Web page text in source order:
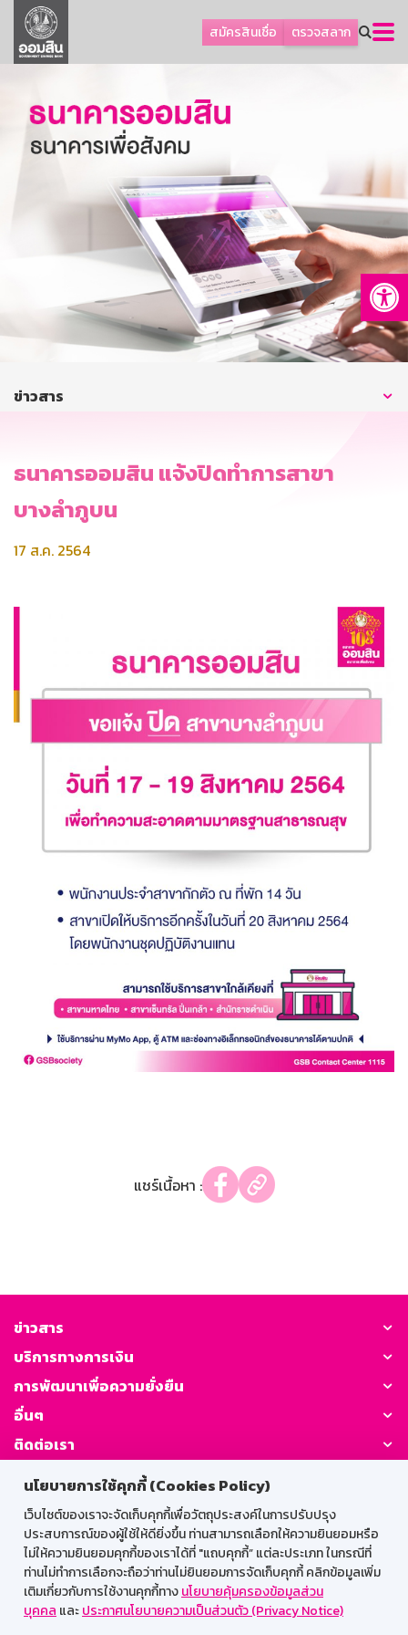
นโยบายการใช้คุกกี้ (Cookies Policy)
เว็บไซต์ของเราจะจัดเก็บคุกกี้เพื่อวัตถุประสงค์ในการปรับปรุง
ประสบการณ์ของผู้ใช้ให้ดียิ่งขึ้น ท่านสามารถเลือกให้ความยินยอมหรือ
ไม่ให้ความยินยอมคุกกี้ของเราได้ที่ "แถบคุกกี้” แต่ละประเภท ในกรณีที่
ท่านไม่ทำการเลือกจะถือว่าท่านไม่ยินยอมการจัดเก็บคุกกี้ คลิกข้อมูลเพิ่ม
เติมเกี่ยวกับการใช้งานคุกกี้ทางนโยบายคุ้มครองข้อมูลส่วน
บุคคล และประกาศนโยบายความเป็นส่วนตัว (Privacy Notice)
สมัครสินเชื่อ ตรวจสลาก
ลูกค้าธุรกิจ
ลูกค้าผู้ประกอบรายย่อย
ออมเพื่อสุข
เกี่ยวกับธนาคาร
การพัฒนาที่ยั่งยืน
บริการทางการเงิน
ติดต่อเรา
บริการออนไลน์
ข่าวสาร
ธนาคารออมสิน แจ้งปิดทำการสาขา
บางลำภูบน
17 ส.ค. 2564
แชร์เนื้อหา :
ข่าวสาร
บริการทางการเงิน
การพัฒนาเพื่อความยั่งยืน
อื่นๆ
ติดต่อเรา
GSB Society:
สำหรับพนักงาน
Web HR
GSB Wisdom
M-Search